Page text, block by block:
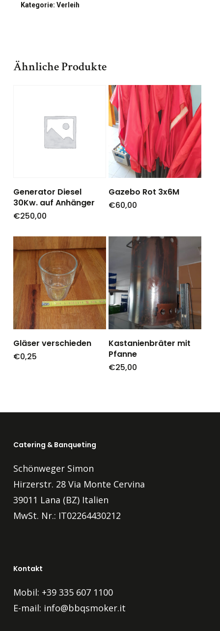
Kategorie: Verleih
Ähnliche Produkte
Generator Diesel
30Kw. auf Anhänger
€250,00
Gazebo Rot 3x6M
€60,00
Gläser verschieden
€0,25
Kastanienbräter mit
Pfanne
€25,00
Catering & Banqueting
Schönweger Simon
Hirzerstr. 28 Via Monte Cervina
39011 Lana (BZ) Italien
MwSt. Nr.: IT02264430212
Kontakt
Mobil: +39 335 607 1100
E-mail: info@bbqsmoker.it